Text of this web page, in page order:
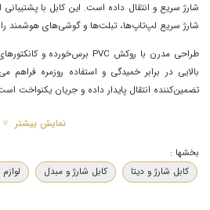
شارژ سریع و انتقال داده است. این کابل با پشتیبانی
شارژ سریع لپ‌تاپ‌ها، تبلت‌ها و گوشی‌های هوشمند را
بالایی در برابر خمیدگی و استفاده روزمره فراهم
تضمین‌کننده انتقال پایدار داده و جریان یکنواخت
نمایش بیشتر
بخشها :
کابل شارژ و دیتا
کابل شارژ و مبدل